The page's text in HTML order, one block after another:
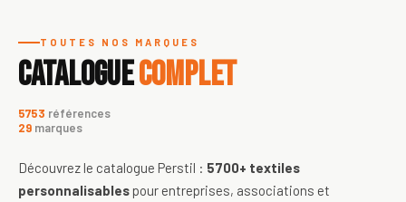
TOUTES NOS MARQUES
CATALOGUECOMPLET
5753 références
29 marques
Découvrez le catalogue Perstil : 5700+ textiles
personnalisables pour entreprises, associations et